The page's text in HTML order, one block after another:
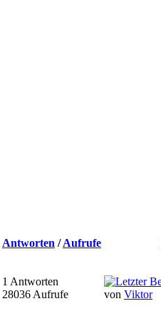
Antworten /Aufrufe
1 Antworten
28036 Aufrufe
von Viktor